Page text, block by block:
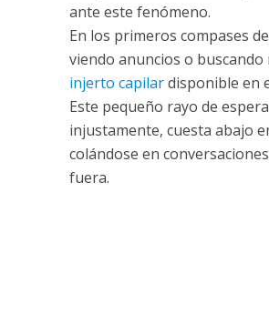
ante este fenómeno.
En los primeros compases
viendo anuncios o
injerto capilardisponible en
Este pequeño rayo de
injustamente, cuesta abajo
colándose en
fuera.